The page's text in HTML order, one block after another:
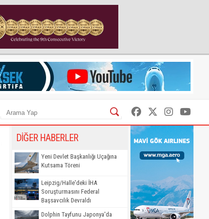
DİĞER HABERLER
Yeni Devlet Başkanlığı Uçağına
Kutsama Töreni
Leipzig/Halle'deki İHA
Soruşturmasını Federal
Başsavcılık Devraldı
Dolphin Tayfunu Japonya'da